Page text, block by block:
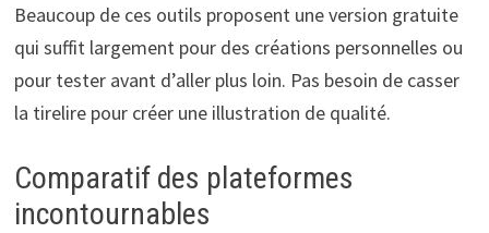
Beaucoup de ces outils proposent une version gratuite
qui suffit largement pour des créations personnelles ou
pour tester avant d’aller plus loin. Pas besoin de casser
la tirelire pour créer une illustration de qualité.
Comparatif des plateformes
incontournables